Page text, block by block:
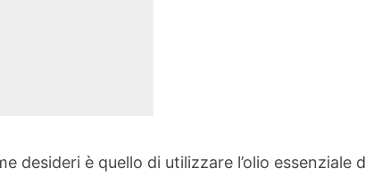
desideri è quello di utilizzare l’olio essenziale